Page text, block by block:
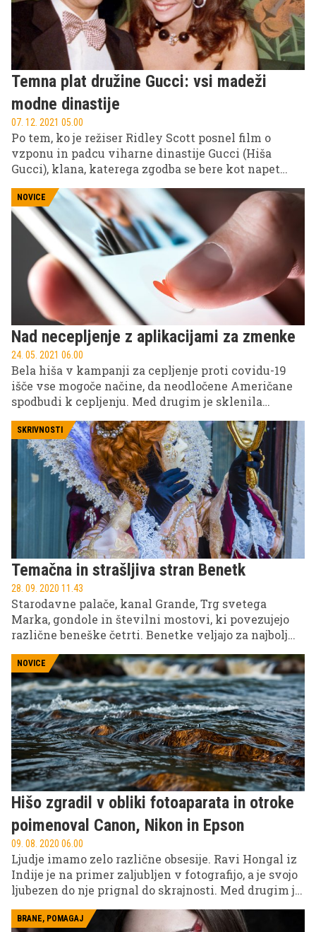
Temna plat družine Gucci: vsi madeži
modne dinastije
07. 12. 2021 05.00
Po tem, ko je režiser Ridley Scott posnel film o
vzponu in padcu viharne dinastije Gucci (Hiša
Gucci), klana, katerega zgodba se bere kot napet
roman, smo se zakopali v zgodovino ter izbrskali
pikantne in glamurozne podrobnosti iz zgodovine
družine, ki je dala svetu oboževano modno znamko.
NOVICE
Nad necepljenje z aplikacijami za zmenke
24. 05. 2021 06.00
Bela hiša v kampanji za cepljenje proti covidu-19
išče vse mogoče načine, da neodločene Američane
spodbudi k cepljenju. Med drugim je sklenila
partnerstvo z več aplikacijami za zmenke, na
katerih bodo iskalci ljubezni lahko izvedeli, ali je
potencialni partner cepljen ali ne.
SKRIVNOSTI
Temačna in strašljiva stran Benetk
28. 09. 2020 11.43
Starodavne palače, kanal Grande, Trg svetega
Marka, gondole in številni mostovi, ki povezujejo
različne beneške četrti. Benetke veljajo za najbolj
številnih popotnikov. Po drugi strani pa le malokdo
ve, da mesto skriva tudi mnoge skrivnosti, legende,
strašljivo zgodovino, pa prepovedane kraje, o
katerih domačini ne želijo govoriti. Če spadate med
tiste, ki si drznejo odkrivati tudi tiste malo bolj
skrivnostne plati preteklosti, lahko ob prihodnjem
obisku Benetk raziščete kraje, ki skrivajo temne
skrivnosti.
NOVICE
Hišo zgradil v obliki fotoaparata in otroke
poimenoval Canon, Nikon in Epson
09. 08. 2020 06.00
Ljudje imamo zelo različne obsesije. Ravi Hongal iz
Indije je na primer zaljubljen v fotografijo, a je svojo
ljubezen do nje prignal do skrajnosti. Med drugim je
svoje otroke.
BRANE, POMAGAJ